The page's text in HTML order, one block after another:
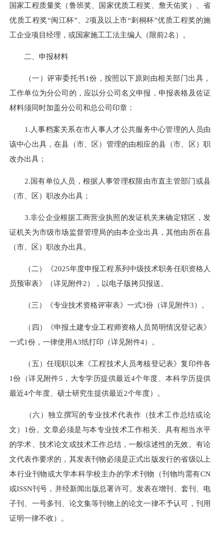
国家工程质量奖（鲁班奖、国家优质工程奖、詹天佑奖）、省
优质工程奖“闽江杯”、2项及以上市“刺桐杯”优质工程奖的施
工企业项目经理，或国家施工工法主编人（限前2名）。
二、申报材料
（一）评审委托书1份，按照以下原则由相关部门出具，
工作单位为分公司的，应以分公司名义申报，申报表格及佐证
材料须同时加盖分公司和总公司印章：
1.人事档案关系在市人事人才公共服务中心管理的人员由
该中心出具，在县（市、区）管理的由相应的县（市、区）职
改办出具；
2.国有单位人员，根据人事管理权限由市直主管部门或县
（市、区）职改办出具；
3.非公企业根据工商营业执照的发证机关来确定辖区，发
证机关为市级市场监督管理局的由本企业出具，其他由所在县
（市、区）职改办出具。
（二）《2025年度申报工程系列中级技术职务任职资格人
员预审表》（详见附件2），以电子版拷贝报送。
（三）《专业技术资格评审表》一式3份（详见附件3）。
（四）《申报土建专业工程师资格人员简明情况登记表》
一式1份，一律使用A3纸打印（详见附件4）。
（五）任现职以来《工程技术人员考核登记表》复印件各
1份（详见附件5，大专学历提供最近4个年度、本科学历提供
最近4个年度、硕士研究生提供最近2个年度）。
（六）独立撰写的专业技术代表作（技术工作总结或论
文）1份。文章必须是与本专业技术工作相关、具有相当水平
的学术、技术论文或技术工作总结，一般综述性的无效。有论
文代表作要求的，其发表刊物必须是正式出版发行的省级以上
本行业刊物或大学本科学校主办的学术刊物（刊物均需有CN
或ISSN刊号，并经新闻出版总署许可。发表在增刊、套刊、电
子刊、一号多刊、论文集等刊物上的论文一律不予认可，刊用
证明一律不收）。